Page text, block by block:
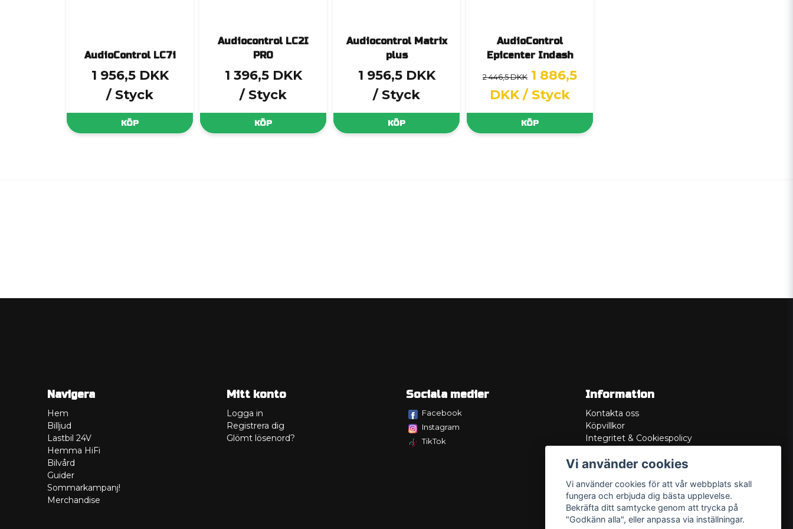
AudioControl LC7i
1 956,5 DKK
/ Styck
KÖP
Audiocontrol LC2I
PRO
1 396,5 DKK
/ Styck
KÖP
Audiocontrol Matrix
plus
1 956,5 DKK
/ Styck
KÖP
AudioControl
Epicenter Indash
2 446,5 DKK 1 886,5
DKK / Styck
KÖP
Navigera
Hem
Billjud
Lastbil 24V
Hemma HiFi
Bilvård
Guider
Sommarkampanj!
Merchandise
Mitt konto
Logga in
Registrera dig
Glömt lösenord?
Sociala medier
Facebook
Instagram
TikTok
Information
Kontakta oss
Köpvillkor
Integritet & Cookiespolicy
Service/Garanti
Lådritning
Om oss
Vi använder cookies
Vi använder cookies för att vår webbplats skall
fungera och erbjuda dig bästa upplevelse.
Bekräfta ditt samtycke genom att trycka på
"Godkänn alla", eller anpassa via inställningar.